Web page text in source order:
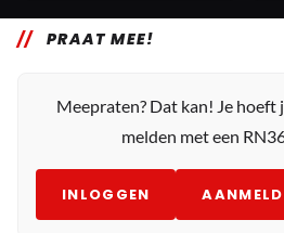
PRAAT MEE!
Meepraten? Dat kan! Je hoeft
melden met een
INLOGGEN